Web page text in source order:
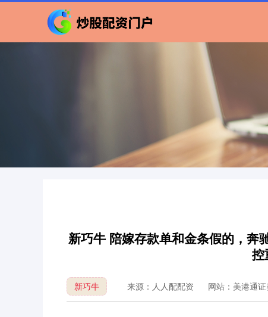
新巧牛 陪嫁存款单和金条假的，奔
控
新巧牛 来源：人人配配资 网站：美港通证